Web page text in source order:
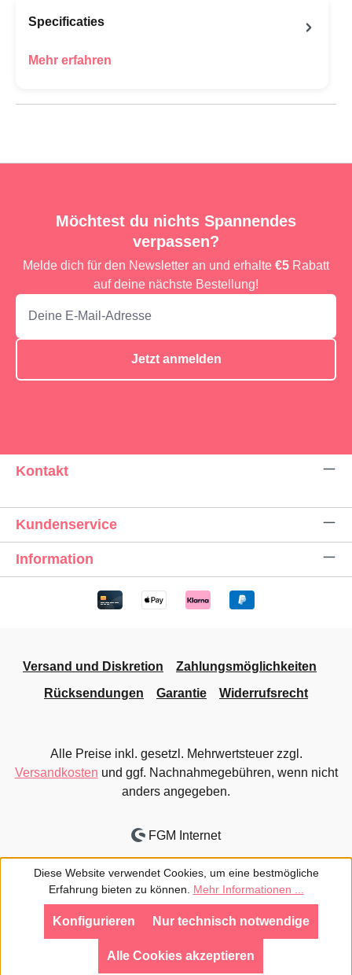
Specificaties
Mehr erfahren
Möchtest du nichts Spannendes
verpassen?
Melde dich für den Newsletter an und erhalte €5 Rabatt
auf deine nächste Bestellung!
Jetzt anmelden
Kontakt
Kundenservice
Information
Versand und Diskretion
Zahlungsmöglichkeiten
Rücksendungen
Garantie Widerrufsrecht
Alle Preise inkl. gesetzl. Mehrwertsteuer zzgl.
Versandkosten und ggf. Nachnahmegebühren, wenn nicht
anders angegeben.
FGM Internet
Diese Website verwendet Cookies, um eine bestmögliche
Erfahrung bieten zu können. Mehr Informationen ...
Nur technisch notwendige
Konfigurieren
Alle Cookies akzeptieren